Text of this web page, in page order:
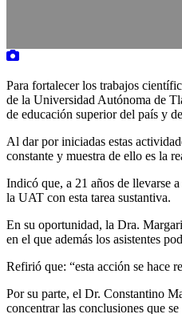
Para fortalecer los trabajos
de la Universidad Autónoma de
de educación superior del país y
Al dar por iniciadas estas
constante y muestra de ello es la
Indicó que, a 21 años de llevarse
la UAT con esta tarea sustantiva.
En su oportunidad, la Dra.
en el que además los asistentes
Refirió que: “esta acción se hace
Por su parte, el Dr. Constantino
concentrar las conclusiones que